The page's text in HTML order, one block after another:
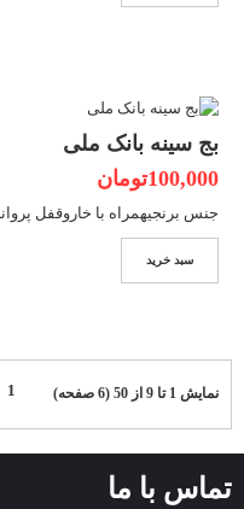
بج سینه بانک ملی
100,000تومان
جنس برنجیهمراه با خاروقفل
سبد خرید
نمایش 1 تا 9 از 50 (6 صفحه) 1
تماس با ما